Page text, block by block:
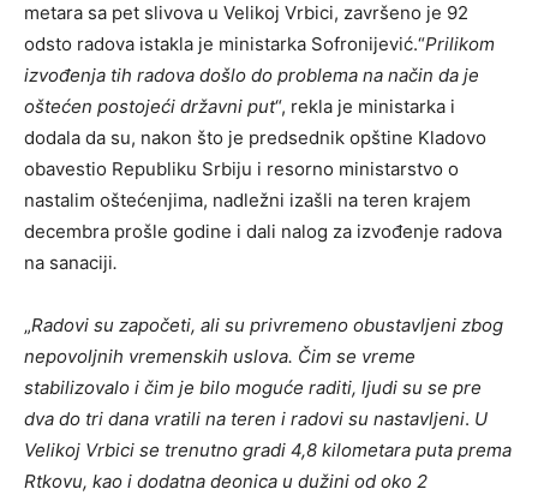
metara sa pet slivova u Velikoj Vrbici, završeno je 92
odsto radova istakla je ministarka Sofronijević.“Prilikom
izvođenja tih radova došlo do problema na način da je
oštećen postojeći državni put“, rekla je ministarka i
dodala da su, nakon što je predsednik opštine Kladovo
obavestio Republiku Srbiju i resorno ministarstvo o
nastalim oštećenjima, nadležni izašli na teren krajem
decembra prošle godine i dali nalog za izvođenje radova
na sanaciji.
„Radovi su započeti, ali su privremeno obustavljeni zbog
nepovoljnih vremenskih uslova. Čim se vreme
stabilizovalo i čim je bilo moguće raditi, ljudi su se pre
dva do tri dana vratili na teren i radovi su nastavljeni. U
Velikoj Vrbici se trenutno gradi 4,8 kilometara puta prema
Rtkovu, kao i dodatna deonica u dužini od oko 2